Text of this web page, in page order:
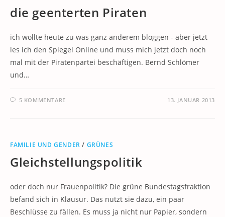
die geenterten Piraten
ich wollte heute zu was ganz anderem bloggen - aber jetzt
les ich den Spiegel Online und muss mich jetzt doch noch
mal mit der Piratenpartei beschäftigen. Bernd Schlömer
und…
5 KOMMENTARE 13. JANUAR 2013
FAMILIE UND GENDER / GRÜNES
Gleichstellungspolitik
oder doch nur Frauenpolitik? Die grüne Bundestagsfraktion
befand sich in Klausur. Das nutzt sie dazu, ein paar
Beschlüsse zu fällen. Es muss ja nicht nur Papier, sondern